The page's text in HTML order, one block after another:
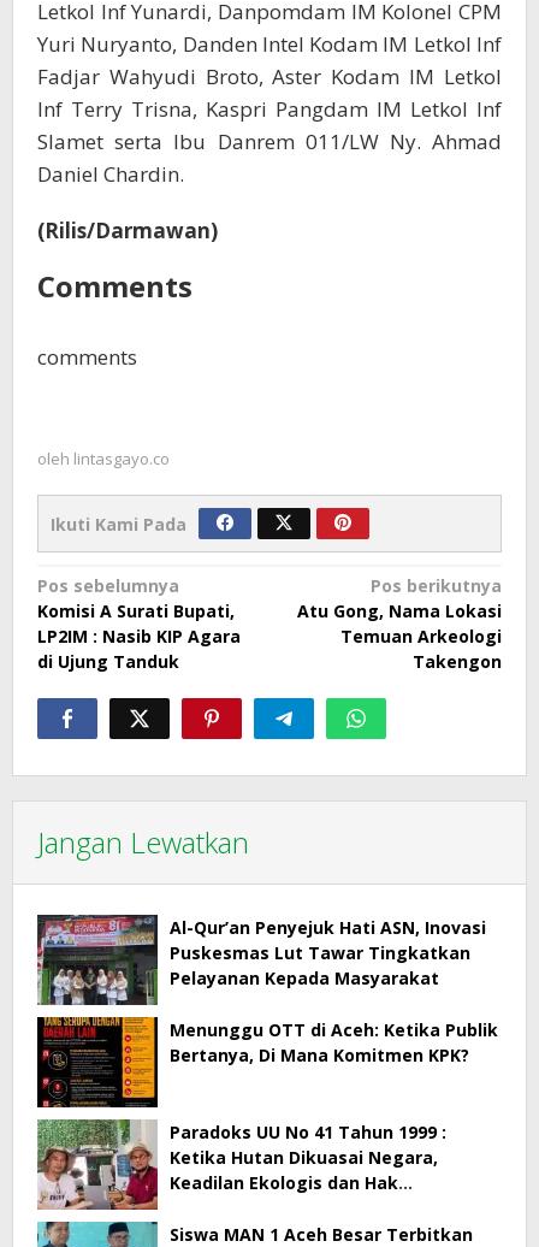
Letkol Inf Yunardi, Danpomdam IM Kolonel CPM
Yuri Nuryanto, Danden Intel Kodam IM Letkol Inf
Fadjar Wahyudi Broto, Aster Kodam IM Letkol
Inf Terry Trisna, Kaspri Pangdam IM Letkol Inf
Slamet serta Ibu Danrem 011/LW Ny. Ahmad
Daniel Chardin.
(Rilis/Darmawan)
Comments
comments
oleh lintasgayo.co
Ikuti Kami Pada
Navigasi
pos
Pos sebelumnya
Komisi A Surati Bupati,
LP2IM : Nasib KIP Agara
di Ujung Tanduk
Pos berikutnya
Atu Gong, Nama Lokasi
Temuan Arkeologi
Takengon
Jangan Lewatkan
Al-Qur’an Penyejuk Hati ASN, Inovasi
Puskesmas Lut Tawar Tingkatkan
Pelayanan Kepada Masyarakat
Menunggu OTT di Aceh: Ketika Publik
Bertanya, Di Mana Komitmen KPK?
Paradoks UU No 41 Tahun 1999 :
Ketika Hutan Dikuasai Negara,
Keadilan Ekologis dan Hak
Siswa MAN 1 Aceh Besar Terbitkan